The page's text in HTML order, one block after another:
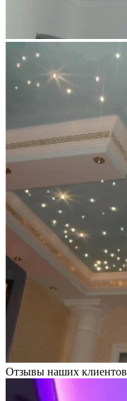
Отзывы наших клиентов